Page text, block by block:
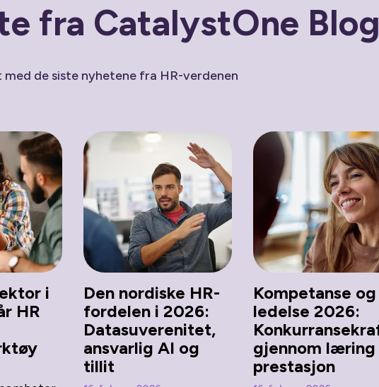
fra CatalystOne
de siste nyhetene fra HR-verdenen
i
HR
Den nordiske HR-
fordelen i 2026:
Datasuverenitet,
ansvarlig AI og
tillit
Kompetanse og
ledelse 2026:
gjennom læring
prestasjon